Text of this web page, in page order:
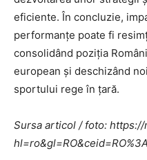
eficiente. În concluzie,
performanțe poate fi
consolidând poziția
european și deschizând
sportului rege în țară.
Sursa articol / foto: